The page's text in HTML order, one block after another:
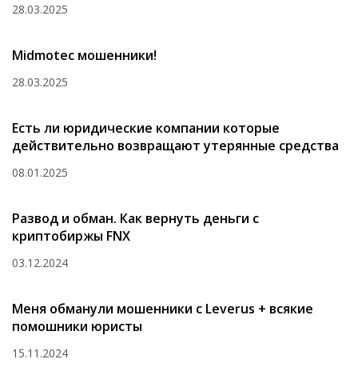
28.03.2025
Midmotec мошенники!
28.03.2025
Есть ли юридические компании которые
действительно возвращают утерянные средства
08.01.2025
Развод и обман. Как вернуть деньги с
криптобиржы FNX
03.12.2024
Меня обманули мошенники с Leverus + всякие
помошники юристы
15.11.2024